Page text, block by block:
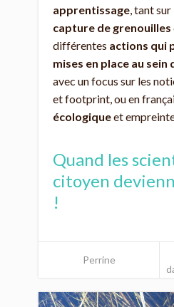
apprentissage, tant
capture de grenouilles
différentes actions qui
mises en place au sein
avec un focus sur les
et footprint, ou en
écologiqueet
Quand les
citoyen
!
Perrine